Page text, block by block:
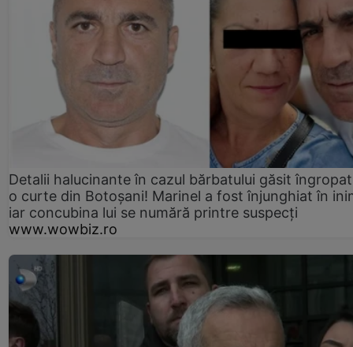
Detalii halucinante în cazul bărbatului găsit
o curte din Botoșani! Marinel a fost înjunghiat în
iar concubina lui se numără printre suspecți
www.wowbiz.ro